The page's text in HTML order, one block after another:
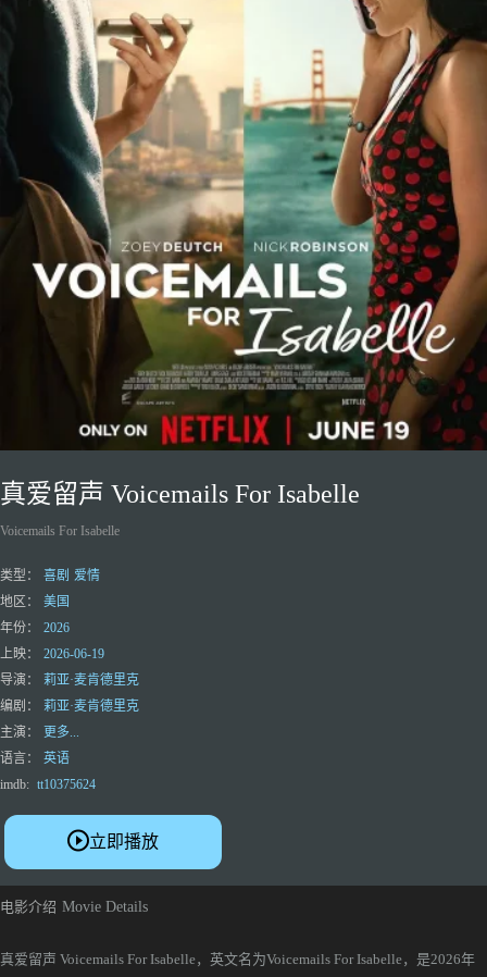
真爱留声 Voicemails For Isabelle
Voicemails For Isabelle
类型： 喜剧 爱情
地区：
美国
年份：
2026
上映：
2026-06-19
导演：
莉亚·麦肯德里克
编剧：
莉亚·麦肯德里克
主演：
更多...
语言：
英语
imdb: tt10375624
立即播放
电影介绍 Movie Details
真爱留声 Voicemails For Isabelle，英文名为Voicemails For Isabelle，是2026年